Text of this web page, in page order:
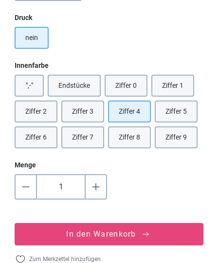
Druckauswählen
nein
Innenfarbeauswählen
",-" Endstücke(Diese Option ist zurzeit nicht verfügbar.)
Ziffer 0 Ziffer 1
Ziffer 2 Ziffer 3 Ziffer 4 Ziffer 5
Ziffer 6 Ziffer 7 Ziffer 8 Ziffer 9
Menge
In den Warenkorb
Zum Merkzettel hinzufügen